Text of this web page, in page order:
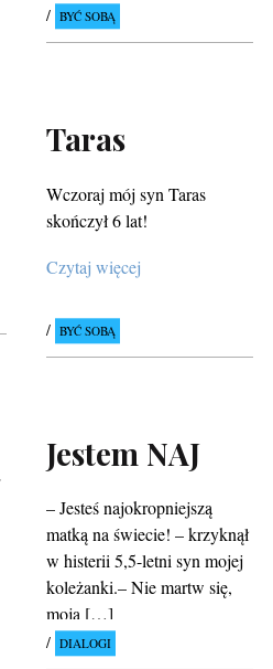
BYĆ SOBĄ
Taras
Wczoraj mój syn Taras
skończył 6 lat!
Czytaj więcej
BYĆ SOBĄ
Jestem NAJ
– Jesteś najokropniejszą
matką na świecie! – krzyknął
w histerii 5,5-letni syn mojej
koleżanki.– Nie martw się,
moja […]
DIALOGI